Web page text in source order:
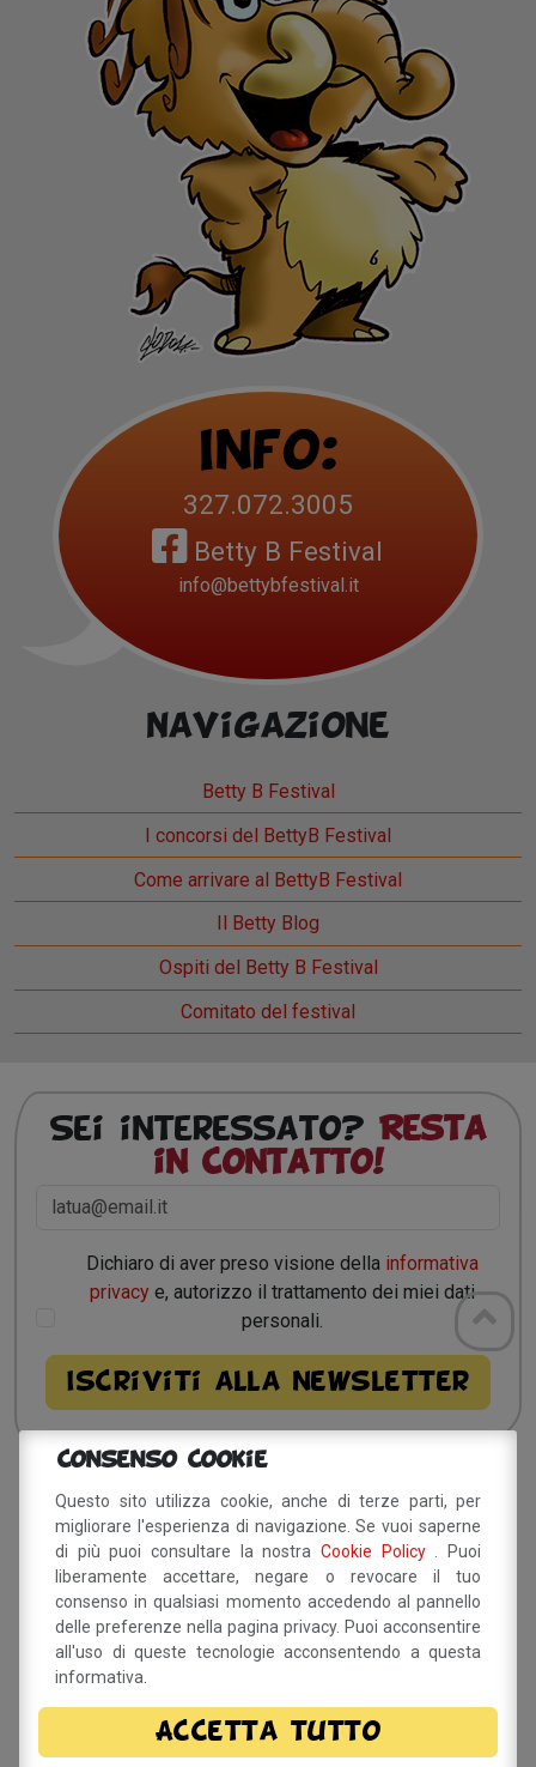
Info:
327.072.3005
Betty B Festival
info@bettybfestival.it
Navigazione
Betty B Festival
I concorsi del BettyB Festival
Come arrivare al BettyB Festival
Il Betty Blog
Ospiti del Betty B Festival
Comitato del festival
Sei interessato? Resta
in contatto!
Dichiaro di aver preso visione della informativa
privacy e, autorizzo il trattamento dei miei dati
personali.
Sito a cura del Comune di
Savignano sul Panaro
Via Doccia, 64 - 41056 Savignano sul Panaro (MO)
Tel. 059 759 911 - Fax 059 730 160 E-mail:
info@comune.savignano-sul-panaro.mo.it
Per informazioni sulla
Consenso Cookie
Questo sito utilizza cookie, anche di terze parti, per
migliorare l'esperienza di navigazione. Se vuoi saperne
di più puoi consultare la nostra Cookie Policy
. Puoi
liberamente accettare, negare o revocare il tuo
consenso in qualsiasi momento accedendo al pannello
delle preferenze nella pagina privacy. Puoi acconsentire
all'uso di queste tecnologie acconsentendo a questa
informativa.
Accetta tutto